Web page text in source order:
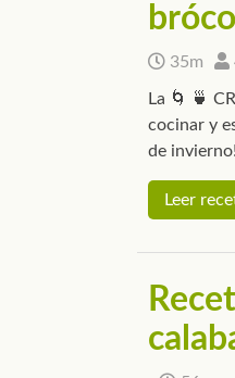
35m
La 🌀 🍵
cocinar y
de
Leer